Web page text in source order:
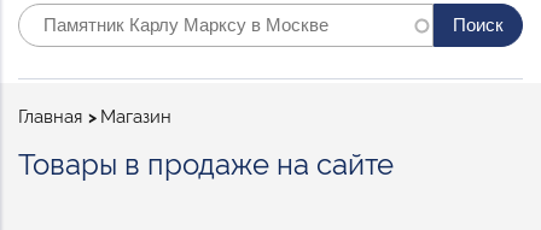
Строка
Главная Магазин
Товары в продаже на сайте